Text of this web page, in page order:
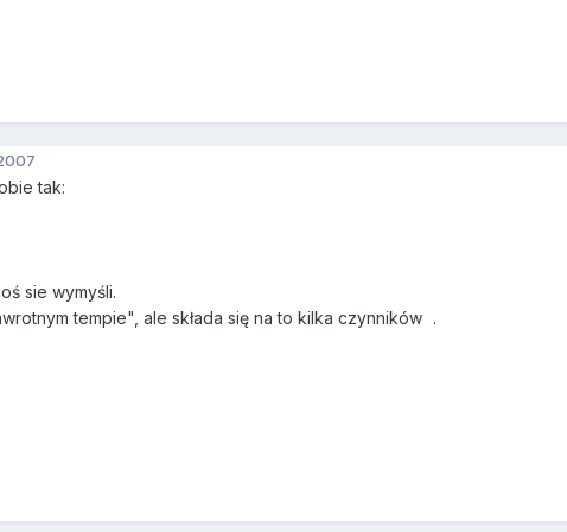
tak:
sie wymyśli.
tempie", ale składa się na to kilka czynników .